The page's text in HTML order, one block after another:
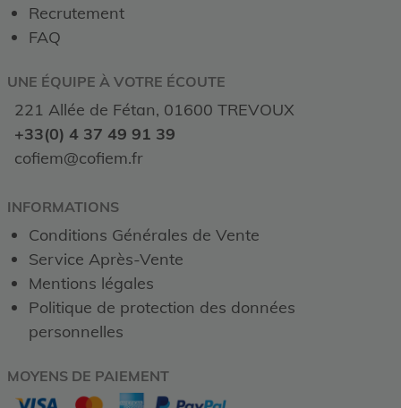
Recrutement
FAQ
UNE ÉQUIPE À VOTRE ÉCOUTE
221 Allée de Fétan, 01600 TREVOUX
+33(0) 4 37 49 91 39
cofiem@cofiem.fr
INFORMATIONS
Conditions Générales de Vente
Service Après-Vente
Mentions légales
Politique de protection des données
personnelles
MOYENS DE PAIEMENT